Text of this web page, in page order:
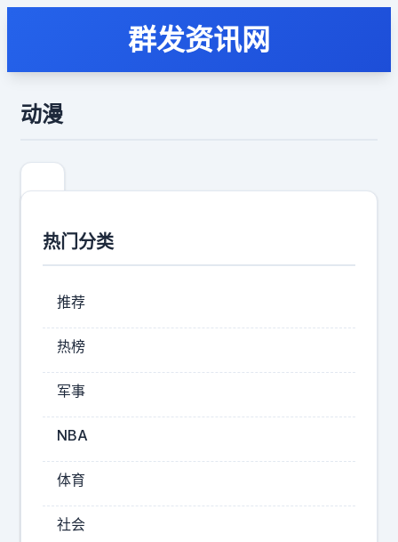
群发资讯网
动漫
超
看
热门分类
推荐
热榜
军事
NBA
体育
社会